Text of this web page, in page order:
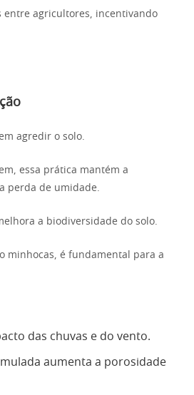
entre agricultores, incentivando
agredir o solo.
essa prática mantém a
perda de umidade.
a biodiversidade do solo.
minhocas, é fundamental para a
das chuvas e do vento.
aumenta a porosidade